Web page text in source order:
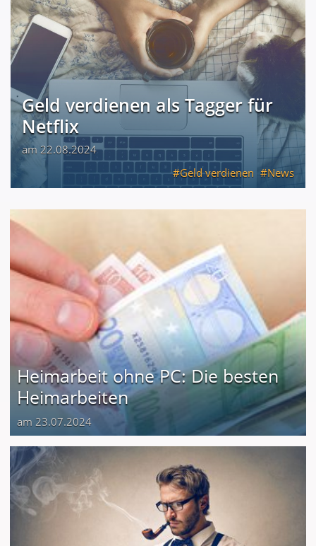
Geld verdienen als Tagger für
Netflix
am 22.08.2024
Geld verdienen
News
Heimarbeit ohne PC: Die besten
Heimarbeiten
am 23.07.2024